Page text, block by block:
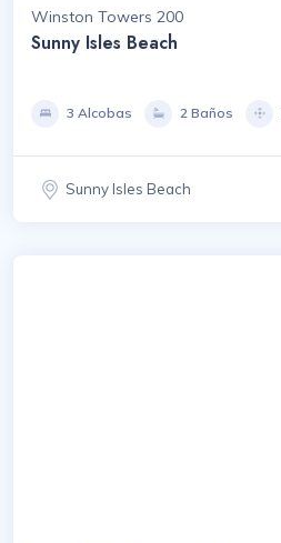
Winston Towers 200
Sunny Isles Beach
3 Alcobas 2 Baños
Sunny Isles Beach